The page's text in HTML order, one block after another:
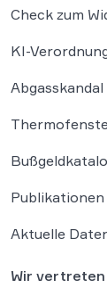
Check zum
KI-
Abgasskandal
Publikationen
Aktuelle
Wir vertreten